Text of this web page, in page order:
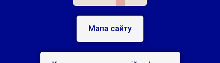
Мапа сайту